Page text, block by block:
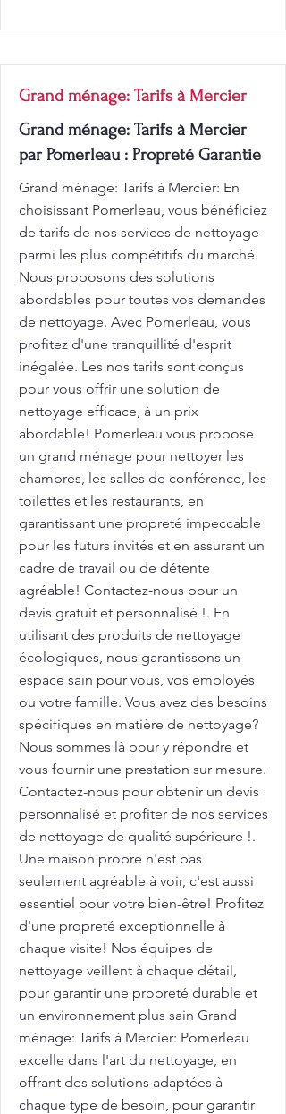
Grand ménage: Tarifs à Mercier
Grand ménage: Tarifs à Mercier
par Pomerleau : Propreté Garantie
Grand ménage: Tarifs à Mercier: En
choisissant Pomerleau, vous bénéficiez
de tarifs de nos services de nettoyage
parmi les plus compétitifs du marché.
Nous proposons des solutions
abordables pour toutes vos demandes
de nettoyage. Avec Pomerleau, vous
profitez d'une tranquillité d'esprit
inégalée. Les nos tarifs sont conçus
pour vous offrir une solution de
nettoyage efficace, à un prix
abordable! Pomerleau vous propose
un grand ménage pour nettoyer les
chambres, les salles de conférence, les
toilettes et les restaurants, en
garantissant une propreté impeccable
pour les futurs invités et en assurant un
cadre de travail ou de détente
agréable! Contactez-nous pour un
devis gratuit et personnalisé !. En
utilisant des produits de nettoyage
écologiques, nous garantissons un
espace sain pour vous, vos employés
ou votre famille. Vous avez des besoins
spécifiques en matière de nettoyage?
Nous sommes là pour y répondre et
vous fournir une prestation sur mesure.
Contactez-nous pour obtenir un devis
personnalisé et profiter de nos services
de nettoyage de qualité supérieure !.
Une maison propre n'est pas
seulement agréable à voir, c'est aussi
essentiel pour votre bien-être! Profitez
d'une propreté exceptionnelle à
chaque visite! Nos équipes de
nettoyage veillent à chaque détail,
pour garantir une propreté durable et
un environnement plus sain Grand
ménage: Tarifs à Mercier: Pomerleau
excelle dans l'art du nettoyage, en
offrant des solutions adaptées à
chaque type de besoin, pour garantir